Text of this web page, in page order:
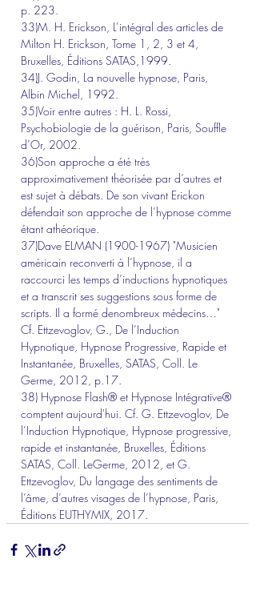
p. 223.
33)M. H. Erickson, L’intégral des articles de
Milton H. Erickson, Tome 1, 2, 3 et 4,
Bruxelles, Éditions SATAS,1999.
34)J. Godin, La nouvelle hypnose, Paris,
Albin Michel, 1992.
35)Voir entre autres : H. L. Rossi,
Psychobiologie de la guérison, Paris, Souffle
d’Or, 2002.
36)Son approche a été très
approximativement théorisée par d’autres et
est sujet à débats. De son vivant Erickon
défendait son approche de l’hypnose comme
étant athéorique.
37)Dave ELMAN (1900-1967) "Musicien
américain reconverti à l’hypnose, il a
raccourci les temps d’inductions hypnotiques
et a transcrit ses suggestions sous forme de
scripts. Il a formé denombreux médecins…"
Cf. Ettzevoglov, G., De l’Induction
Hypnotique, Hypnose Progressive, Rapide et
Instantanée, Bruxelles, SATAS, Coll. Le
Germe, 2012, p.17.
38) Hypnose Flash® et Hypnose Intégrative®
comptent aujourd'hui. Cf. G. Ettzevoglov, De
l’Induction Hypnotique, Hypnose progressive,
rapide et instantanée, Bruxelles, Éditions
SATAS, Coll. LeGerme, 2012, et G.
Ettzevoglov, Du langage des sentiments de
l’âme, d’autres visages de l’hypnose, Paris,
Éditions EUTHYMIX, 2017.